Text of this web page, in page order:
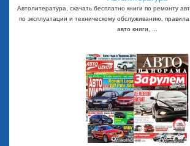
Автолитература, скачать бесплатно книги по ремонту
по эксплуатации и техническому обслуживанию,
авто книги, ...